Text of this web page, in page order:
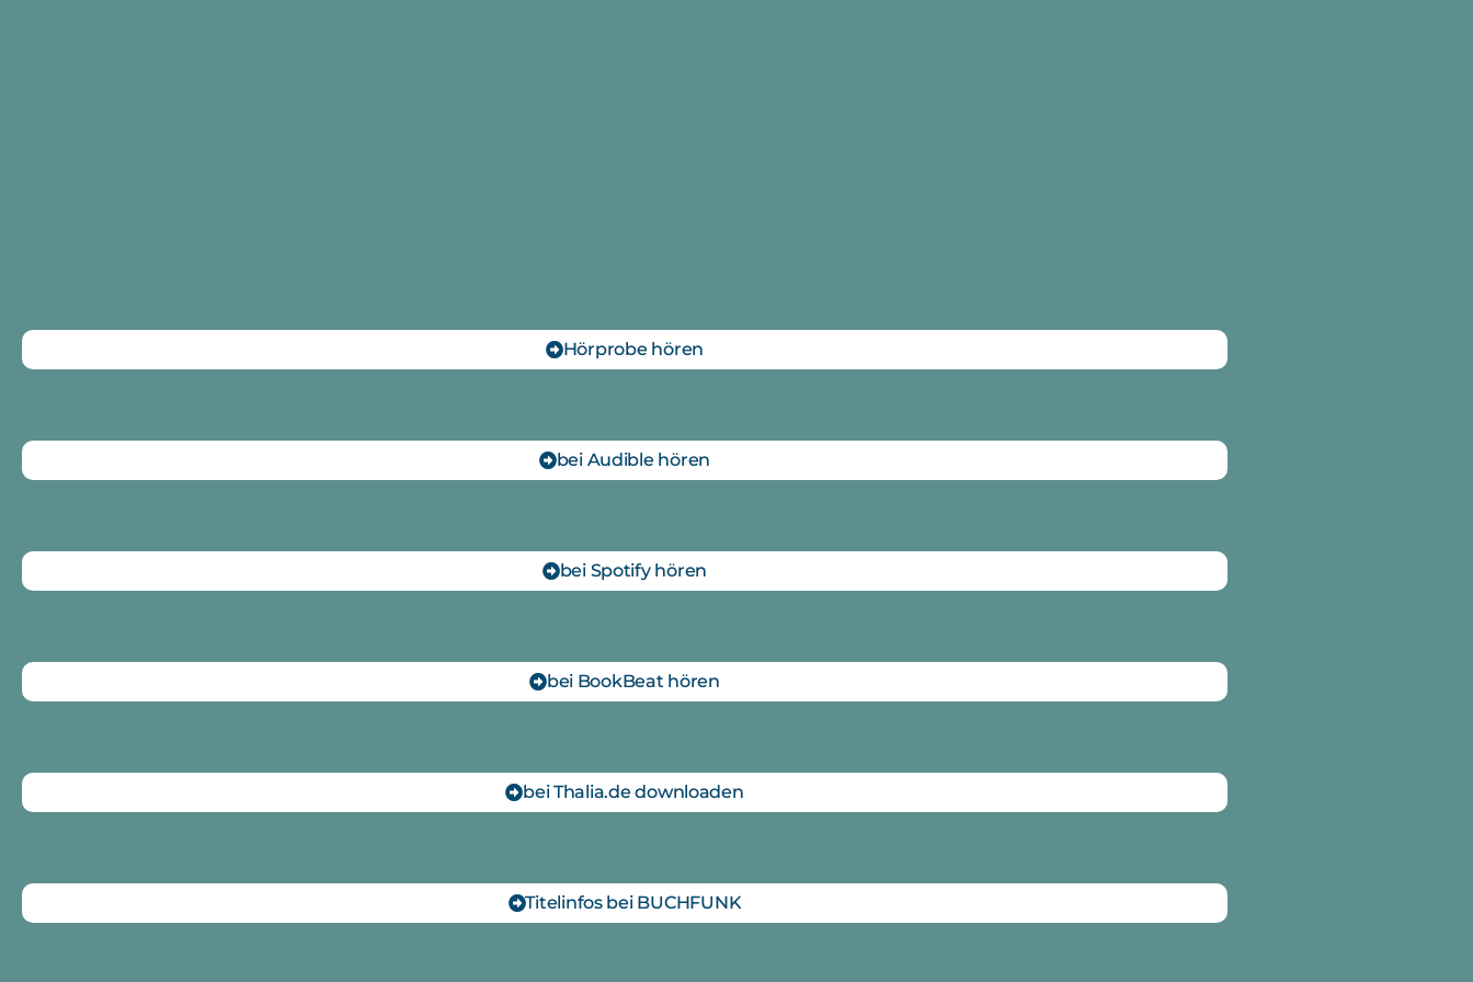
Hörprobe hören
bei Audible hören
bei Spotify hören
bei BookBeat hören
bei Thalia.de downloaden
Titelinfos bei BUCHFUNK